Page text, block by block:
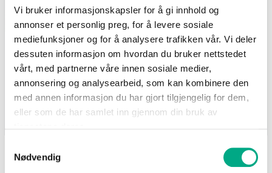
Vi bruker informasjonskapsler for å gi innhold og
annonser et personlig preg, for å levere sosiale
mediefunksjoner og for å analysere trafikken vår. Vi deler
dessuten informasjon om hvordan du bruker nettstedet
vårt, med partnerne våre innen sosiale medier,
annonsering og analysearbeid, som kan kombinere den
med annen informasjon du har gjort tilgjengelig for dem,
eller som de har samlet inn gjennom din bruk av
Nødvendig
Life
Supernature MCT-olje
500ml - 25% på hele
serien
Nå: 247 kr Før: 329 kr
Bagorama
-25% på utvalgte sekker
fra Escape Nordic
*Tilbudet gjelder medlemmer i
Bagoramas kundeklubb